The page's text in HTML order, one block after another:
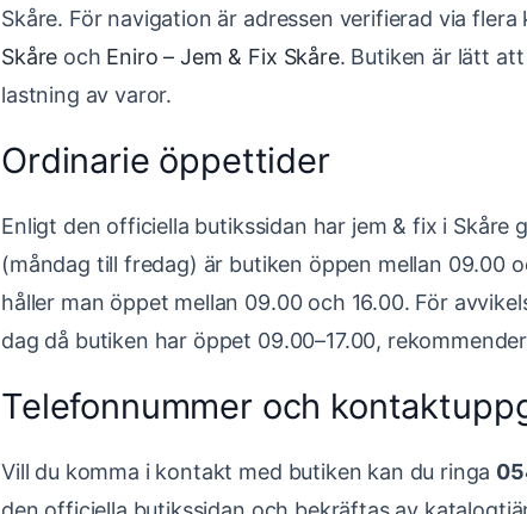
Skåre. För navigation är adressen verifierad via
Skåre och Eniro – Jem & Fix Skåre. Butiken är lätt
lastning av varor.
Ordinarie öppettider
Enligt den officiella butikssidan har jem & fix i Skåre
(måndag till fredag) är butiken öppen mellan 09.00
håller man öppet mellan 09.00 och 16.00. För
dag då butiken har öppet 09.00–17.00,
Telefonnummer och
Vill du komma i kontakt med butiken kan du ringa